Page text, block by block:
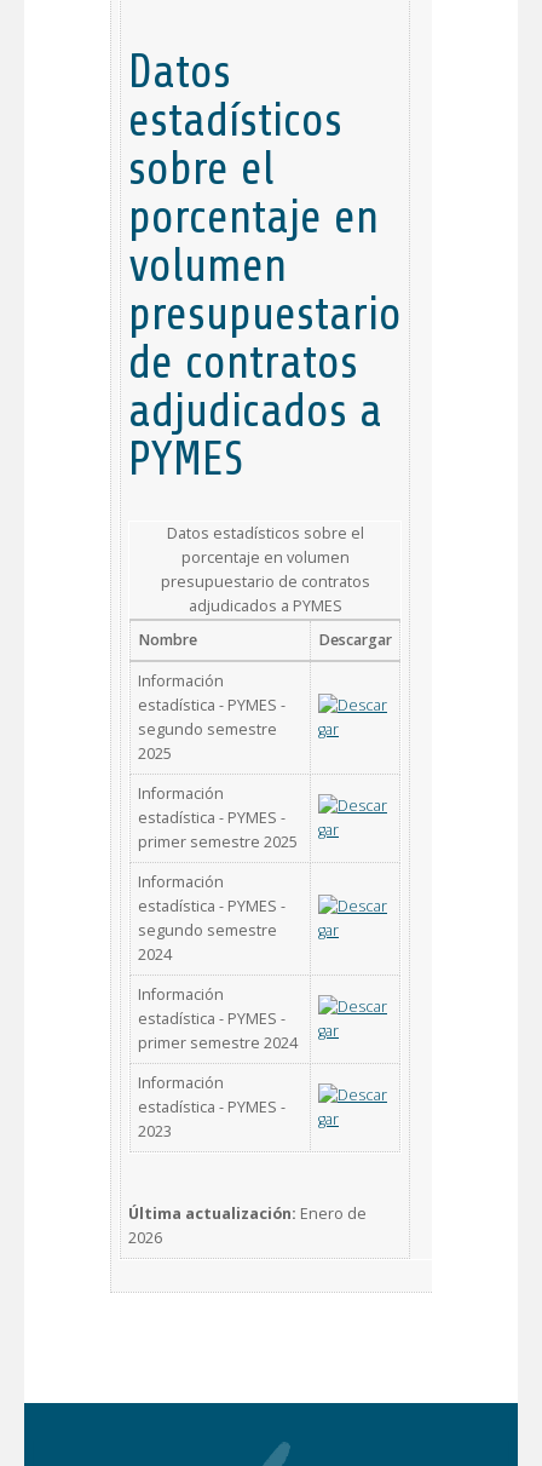
Datos
estadísticos
sobre el
porcentaje en
volumen
presupuestario
de contratos
adjudicados a
PYMES
Datos estadísticos sobre el
porcentaje en volumen
presupuestario de contratos
adjudicados a PYMES
Nombre
Descargar
Información
estadística - PYMES -
segundo semestre
2025
Información
estadística - PYMES -
primer semestre 2025
Información
estadística - PYMES -
segundo semestre
2024
Información
estadística - PYMES -
primer semestre 2024
Información
estadística - PYMES -
2023
Última actualización: Enero de
2026